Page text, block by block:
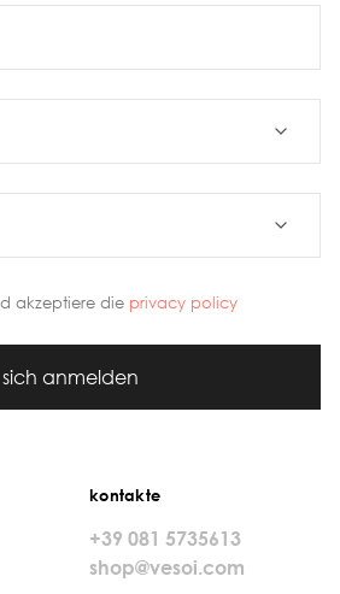
akzeptiere die privacy policy
sich anmelden
kontakte
+39 081 5735613
shop@vesoi.com